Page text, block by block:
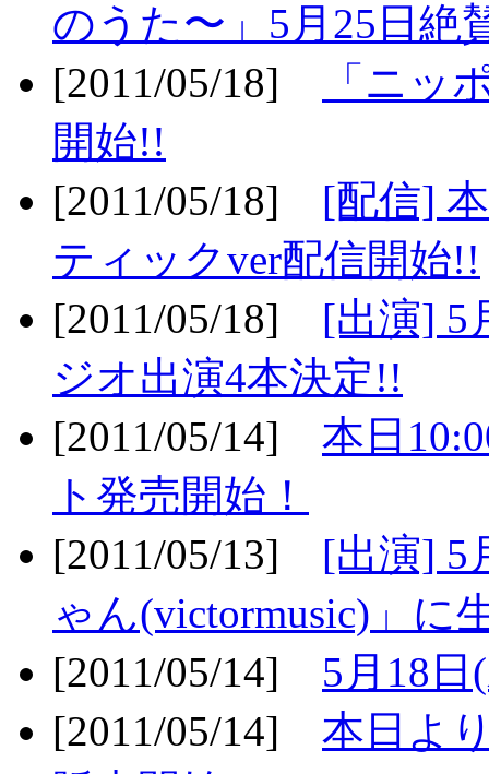
のうた〜」5月25日絶
[2011/05/18]
「ニッ
開始!!
[2011/05/18] [配信]
ティックver配信開始!!
[2011/05/18] [出演] 5
ジオ出演4本決定!!
[2011/05/14] 本日
ト発売開始！
[2011/05/13] [出演] 5
ゃん(victormusic)」に
[2011/05/14] 5月18
[2011/05/14] 本日よ